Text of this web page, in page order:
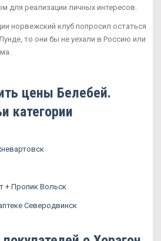
для реализации личных интересов.
норвежский клуб попросил остаться
то они бы не уехали в Россию или
цены Белебей.
категории
+ Пропик Вольск
Северодвинск